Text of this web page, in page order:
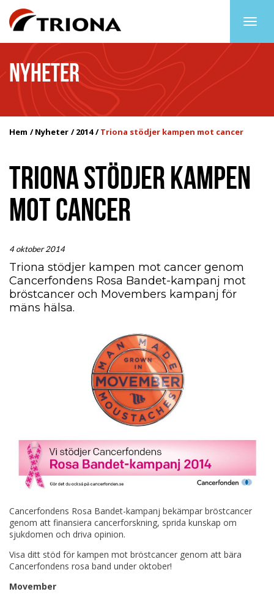
NYHETER
Hem Nyheter 2014 Triona stödjer kampen mot cancer
TRIONA STÖDJER KAMPEN
MOT CANCER
4 oktober 2014
Triona stödjer kampen mot cancer genom
Cancerfondens Rosa Bandet-kampanj mot
bröstcancer och Movembers kampanj för
mäns hälsa.
Cancerfondens Rosa Bandet-kampanj bekämpar bröstcancer
genom att finansiera cancerforskning, sprida kunskap om
sjukdomen och driva opinion.
Visa ditt stöd för kampen mot bröstcancer genom att bära
Cancerfondens rosa band under oktober!
Movember